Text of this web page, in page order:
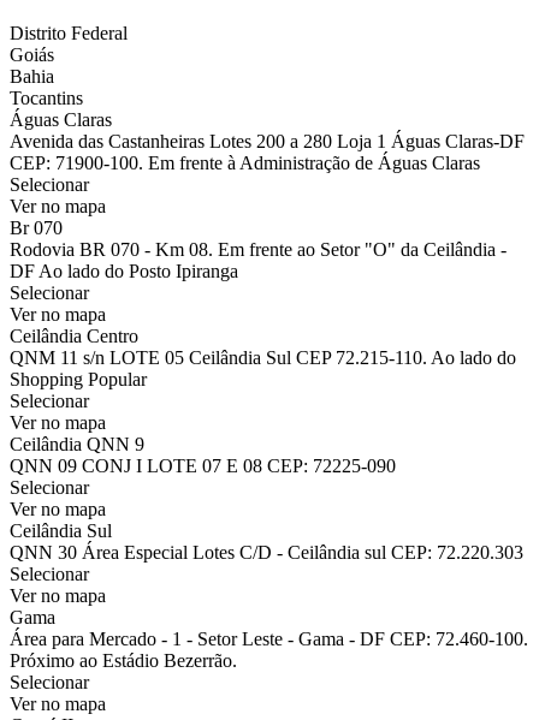
Distrito Federal
Goiás
Bahia
Tocantins
Águas Claras
Avenida das Castanheiras Lotes 200 a 280 Loja 1 Águas Claras-DF
CEP: 71900-100. Em frente à Administração de Águas Claras
Selecionar
Ver no mapa
Br 070
Rodovia BR 070 - Km 08. Em frente ao Setor "O" da Ceilândia -
DF Ao lado do Posto Ipiranga
Selecionar
Ver no mapa
Ceilândia Centro
QNM 11 s/n LOTE 05 Ceilândia Sul CEP 72.215-110. Ao lado do
Shopping Popular
Selecionar
Ver no mapa
Ceilândia QNN 9
QNN 09 CONJ I LOTE 07 E 08 CEP: 72225-090
Selecionar
Ver no mapa
Ceilândia Sul
QNN 30 Área Especial Lotes C/D - Ceilândia sul CEP: 72.220.303
Selecionar
Ver no mapa
Gama
Área para Mercado - 1 - Setor Leste - Gama - DF CEP: 72.460-100.
Próximo ao Estádio Bezerrão.
Selecionar
Ver no mapa